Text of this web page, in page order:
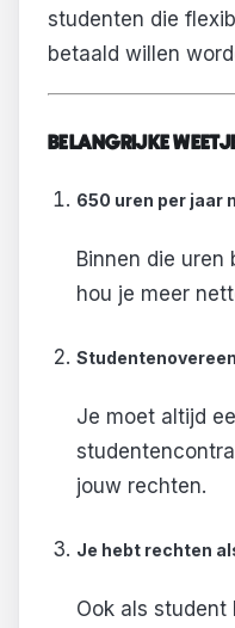
studenten die
betaald willen
BELANGRIJKE
650 uren per jaar
Binnen die uren
hou je meer
Je moet altijd
jouw rechten.
Je hebt rechten
Ook als